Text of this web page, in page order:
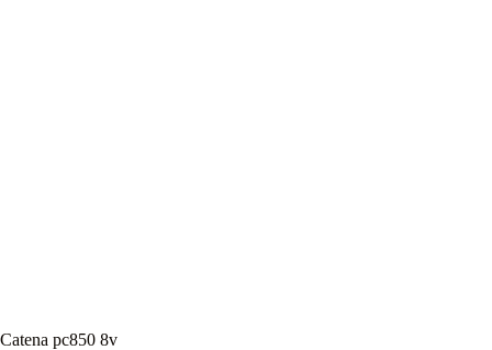
Catena pc850 8v